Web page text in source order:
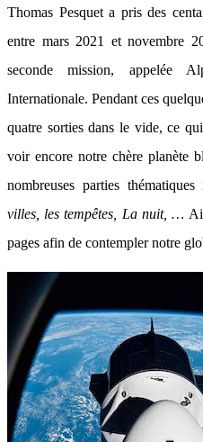
Thomas Pesquet a pris des
entre mars 2021 et novembre
seconde mission, appelée
Internationale. Pendant ces
quatre sorties dans le vide, ce
voir encore notre chère planète
nombreuses parties thématiques
villes, les tempêtes, La nuit, …
pages afin de contempler notre